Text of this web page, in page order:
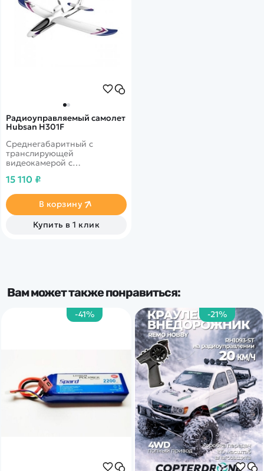
Радиоуправляемый самолет
Hubsan H301F
Среднегабаритный с
транслирующей
видеокамерой с
выполнен из прочного
15 110 ₽
В корзину
Купить в 1 клик
Вам может также понравиться:
-21%
-41%